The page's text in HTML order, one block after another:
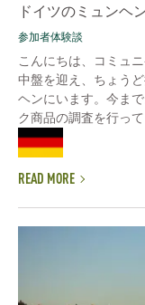
ドイツのミュンヘ
参加者体験談
こんにちは、コミュ
中盤を迎え、ちょう
ヘンにいます。今ま
ク商品の調査を行って
READ MORE